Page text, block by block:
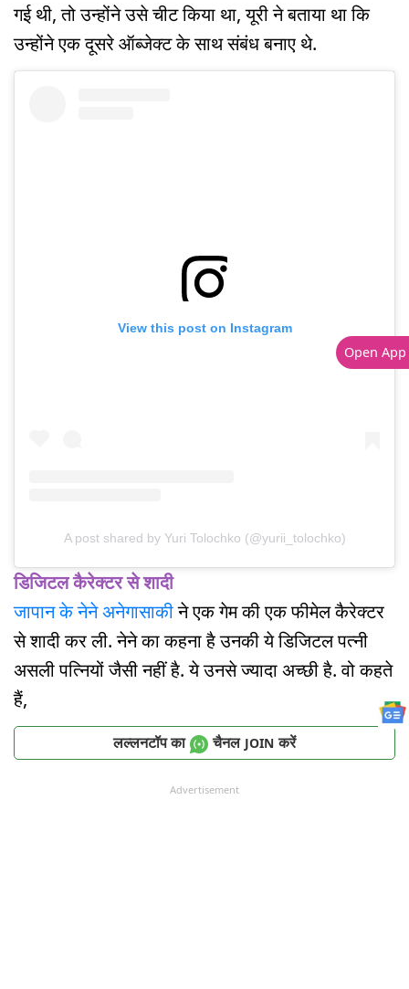
गई थी, तो उन्होंने उसे चीट किया था, यूरी ने बताया था कि
उन्होंने एक दूसरे ऑब्जेक्ट के साथ संबंध बनाए थे.
View this post on Instagram
A post shared by Yuri Tolochko (@yurii_tolochko)
डिजिटल कैरेक्टर से शादी
जापान के नेने अनेगासाकीने एक गेम की एक फीमेल कैरेक्टर
से शादी कर ली. नेने का कहना है उनकी ये डिजिटल पत्नी
असली पत्नियों जैसी नहीं है. ये उनसे ज्यादा अच्छी है. वो कहते
हैं,
लल्लनटॉप का चैनल JOIN करें
Advertisement
Open App